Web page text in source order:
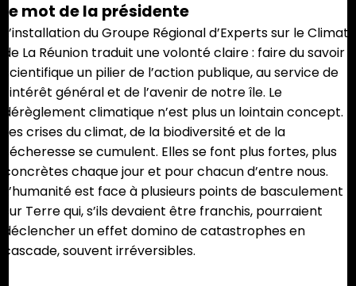
Le mot de la présidente
L’installation du Groupe Régional d’Experts sur le Climat
de La Réunion traduit une volonté claire : faire du savoir
scientifique un pilier de l’action publique, au service de
l’intérêt général et de l’avenir de notre île. Le
dérèglement climatique n’est plus un lointain concept.
Les crises du climat, de la biodiversité et de la
sécheresse se cumulent. Elles se font plus fortes, plus
concrètes chaque jour et pour chacun d’entre nous.
L’humanité est face à plusieurs points de basculement
sur Terre qui, s’ils devaient être franchis, pourraient
déclencher un effet domino de catastrophes en
cascade, souvent irréversibles.